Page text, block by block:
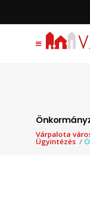
Várpalota
Ügyintézés /